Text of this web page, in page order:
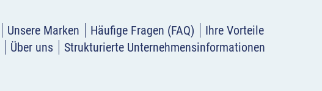
Unsere Marken Häufige Fragen (FAQ)
Ihre Vorteile
Über uns Strukturierte Unternehmensinformationen